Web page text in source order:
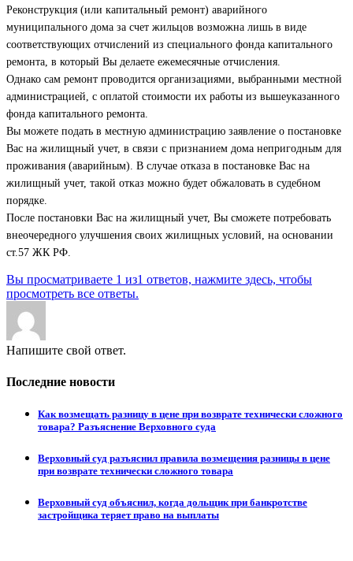
Реконструкция (или капитальный ремонт) аварийного
муниципального дома за счет жильцов возможна лишь в виде
соответствующих отчислений из специального фонда капитального
ремонта, в который Вы делаете ежемесячные отчисления.
Однако сам ремонт проводится организациями, выбранными местной
администрацией, с оплатой стоимости их работы из вышеуказанного
фонда капитального ремонта.
Вы можете подать в местную администрацию заявление о постановке
Вас на жилищный учет, в связи с признанием дома непригодным для
проживания (аварийным). В случае отказа в постановке Вас на
жилищный учет, такой отказ можно будет обжаловать в судебном
порядке.
После постановки Вас на жилищный учет, Вы сможете потребовать
внеочередного улучшения своих жилищных условий, на основании
ст.57 ЖК РФ.
Вы просматриваете 1 из1 ответов, нажмите здесь, чтобы
просмотреть все ответы.
Напишите свой ответ.
Последние новости
Как возмещать разницу в цене при возврате технически сложного
товара? Разъяснение Верховного суда
Верховный суд разъяснил правила возмещения разницы в цене
при возврате технически сложного товара
Верховный суд объяснил, когда дольщик при банкротстве
застройщика теряет право на выплаты